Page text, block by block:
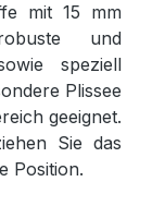
mit 15 mm
und
speziell
Plissee
geeignet.
Sie das
Position.